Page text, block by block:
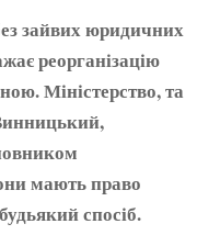
зайвих юридичних
реорганізацію
Міністерство, та
мають право
спосіб.